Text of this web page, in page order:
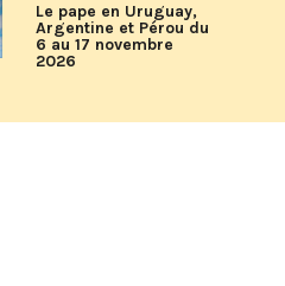
Le pape en Uruguay,
Argentine et Pérou du
6 au 17 novembre
2026